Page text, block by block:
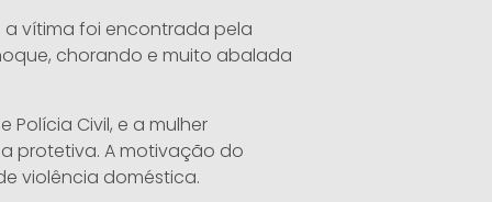
vítima foi encontrada pela
chorando e muito abalada
Civil, e a mulher
protetiva. A motivação do
violência doméstica.